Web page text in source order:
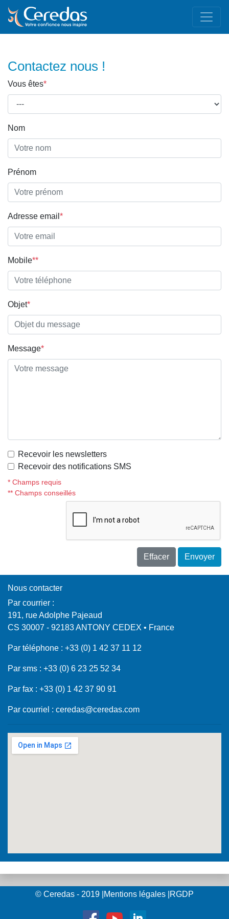
Nous contacter
Par courrier :
191, rue Adolphe Pajeaud
CS 30007 - 92183 ANTONY CEDEX • France
Par téléphone : +33 (0) 1 42 37 11 12
Par sms : +33 (0) 6 23 25 52 34
Par fax : +33 (0) 1 42 37 90 91
Par courriel : ceredas@ceredas.com
Contactez nous !
Vous êtes*
Nom
Prénom
Adresse email *
Mobile**
Objet*
Message*
Recevoir les newsletters
Recevoir des notifications SMS
* Champs requis
** Champs conseillés
Effacer Envoyer
© Ceredas - 2019 Mentions légales RGDP